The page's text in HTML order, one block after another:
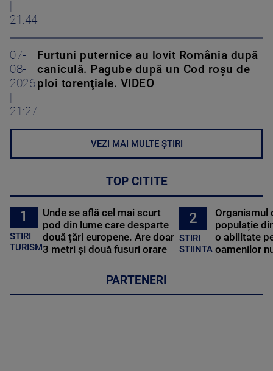
21:44
07-
08-
2026
21:27
Furtuni puternice au lovit România după
caniculă. Pagube după un Cod roşu de
ploi torenţiale. VIDEO
VEZI MAI MULTE ȘTIRI
TOP CITITE
1
STIRI
TURISM
Unde se află cel mai scurt
pod din lume care desparte
două țări europene. Are doar
3 metri și două fusuri orare
2
STIRI
STIINTA
Organismul
populație
o abilitate
oamenilor
PARTENERI